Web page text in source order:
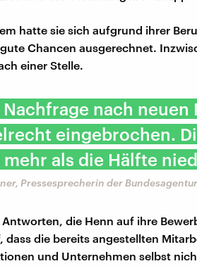
hatte sie sich aufgrund ihrer
Chancen ausgerechnet.
einer Stelle.
Nachfrage nach
eingebrochen.
als die Hälfte
Pressesprecherin der
Antworten, die Henn auf ihre
dass die bereits angestellten
und Unternehmen selbst